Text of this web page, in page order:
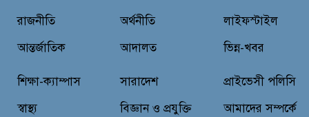
রাজনীতি
আন্তর্জাতিক
অর্থনীতি
আদালত
লাইফস্টাইল
ভিন্ন-খবর
শিক্ষা-ক্যাম্পাস
স্বাস্থ্য
সারাদেশ
বিজ্ঞান ও প্রযুক্তি
প্রাইভেসী পলিসি
আমাদের সম্পর্কে